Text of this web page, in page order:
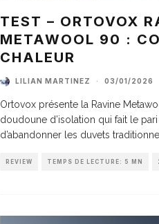
TEST – ORTOVOX
METAWOOL 90 :
CHALEUR
LILIAN MARTINEZ · 03/01/2026
Ortovox présente la Ravine
doudoune d’isolation qui fait le
d’abandonner les duvets
REVIEW TEMPS DE LECTURE: 5 MN